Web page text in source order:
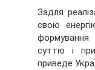
Задля
свою
суттю і
приведе